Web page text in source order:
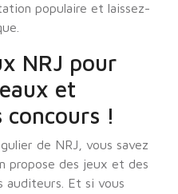
populaire et laissez-
NRJ pour
et
concours !
de NRJ, vous savez
propose des jeux et des
auditeurs. Et si vous